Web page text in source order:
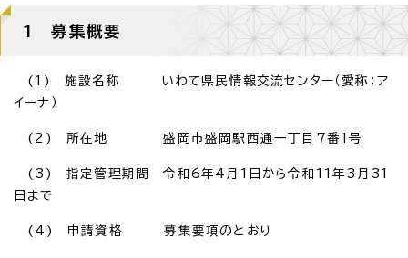
1 募集概要
(1) 施設名称 いわて県民情報交流センター（愛称：ア
イーナ）
(2) 所在地 盛岡市盛岡駅西通一丁目7番1号
(3) 指定管理期間 令和6年4月1日から令和11年3月31
日まで
(4) 申請資格 募集要項のとおり